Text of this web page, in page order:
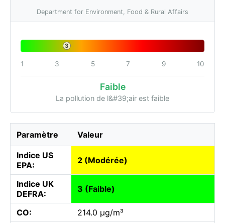
Department for Environment, Food & Rural Affairs
3
1 3 5 7 9 10
Faible
La pollution de l&#39;air est faible
Paramètre Valeur
Indice US
EPA:
2 (Modérée)
Indice UK
DEFRA:
3 (Faible)
CO:
214.0 µg/m³